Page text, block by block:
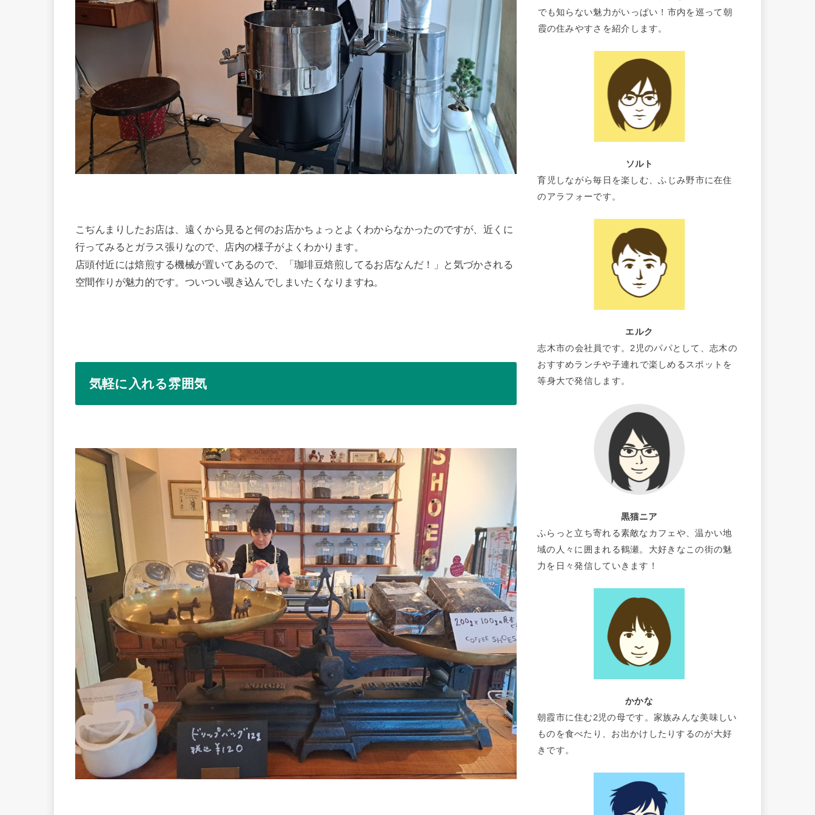
こぢんまりしたお店は、遠くから見ると何のお店かちょっとよくわからなかったのですが、近くに
行ってみるとガラス張りなので、店内の様子がよくわかります。
店頭付近には焙煎する機械が置いてあるので、「珈琲豆焙煎してるお店なんだ！」と気づかされる
空間作りが魅力的です。ついつい覗き込んでしまいたくなりますね。
気軽に入れる雰囲気
でも知らない魅力がいっぱい！市内を巡って朝
霞の住みやすさを紹介します。
ソルト
育児しながら毎日を楽しむ、ふじみ野市に在住
のアラフォーです。
エルク
志木市の会社員です。2児のパパとして、志木の
おすすめランチや子連れで楽しめるスポットを
等身大で発信します。
黒猫ニア
ふらっと立ち寄れる素敵なカフェや、温かい地
域の人々に囲まれる鶴瀬。大好きなこの街の魅
力を日々発信していきます！
かかな
朝霞市に住む2児の母です。家族みんな美味しい
ものを食べたり、お出かけしたりするのが大好
きです。